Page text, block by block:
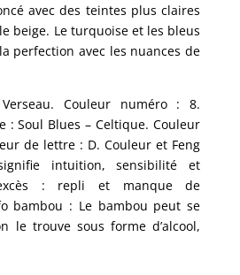
avec des teintes plus claires
beige. Le turquoise et les bleus
perfection avec les nuances de
Couleur numéro : 8.
: Soul Blues – Celtique. Couleur
de lettre : D. Couleur et Feng
intuition, sensibilité et
: repli et manque de
bambou : Le bambou peut se
le trouve sous forme d’alcool,